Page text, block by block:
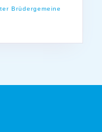
Brüdergemeine